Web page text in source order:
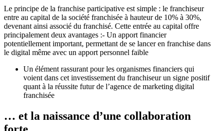
Le principe de la franchise participative est simple : le franchiseur
entre au capital de la société franchisée à hauteur de 10% à 30%,
devenant ainsi associé du franchisé. Cette entrée au capital offre
principalement deux avantages :- Un apport financier
potentiellement important, permettant de se lancer en franchise dans
le digital même avec un apport personnel faible
Un élément rassurant pour les organismes financiers qui
voient dans cet investissement du franchiseur un signe positif
quant à la réussite futur de l’agence de marketing digital
franchisée
… et la naissance d’une collaboration